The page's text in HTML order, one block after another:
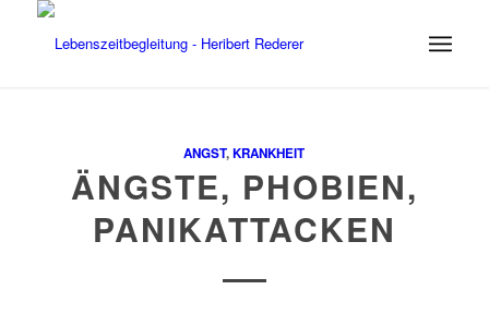
ANGST,KRANKHEIT
ÄNGSTE, PHOBIEN,
PANIKATTACKEN